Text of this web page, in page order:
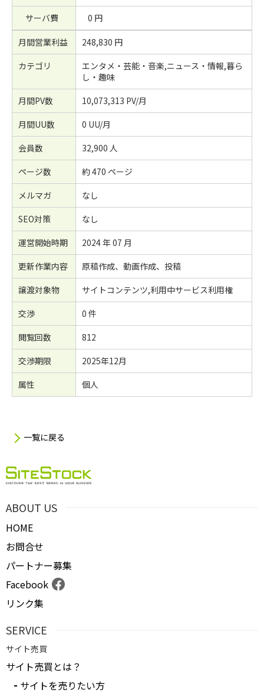
サーバ費 0 円
月間営業利益
248,830 円
カテゴリ
エンタメ・芸能・音楽,ニュース・情報,暮ら
し・趣味
月間PV数
10,073,313 PV/月
月間UU数
0 UU/月
会員数
32,900 人
ページ数
約 470 ページ
メルマガ
なし
SEO対策
なし
運営開始時期
2024 年 07 月
更新作業内容
原稿作成、動画作成、投稿
譲渡対象物
サイトコンテンツ,利用中サービス利用権
交渉
0 件
閲覧回数
812
交渉期限
2025年12月
属性
個人
一覧に戻る
ABOUT US
HOME
お問合せ
パートナー募集
Facebook
リンク集
SERVICE
サイト売買
サイト売買とは？
サイトを売りたい方